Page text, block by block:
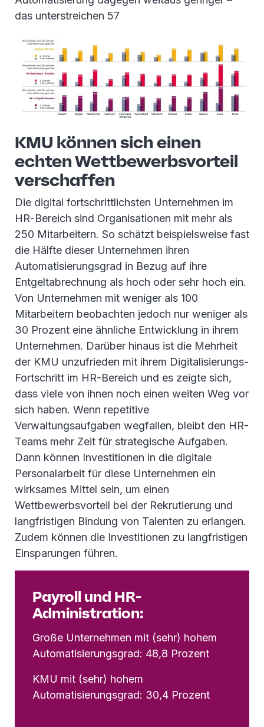
das unterstreichen 57
KMU können sich einen
echten Wettbewerbsvorteil
verschaffen
Die digital fortschrittlichsten Unternehmen im
HR-Bereich sind Organisationen mit mehr als
250 Mitarbeitern. So schätzt beispielsweise fast
die Hälfte dieser Unternehmen ihren
Automatisierungsgrad in Bezug auf ihre
Entgeltabrechnung als hoch oder sehr hoch ein.
Von Unternehmen mit weniger als 100
Mitarbeitern beobachten jedoch nur weniger als
30 Prozent eine ähnliche Entwicklung in ihrem
Unternehmen. Darüber hinaus ist die Mehrheit
der KMU unzufrieden mit ihrem Digitalisierungs-
Fortschritt im HR-Bereich und es zeigte sich,
dass viele von ihnen noch einen weiten Weg vor
sich haben. Wenn repetitive
Verwaltungsaufgaben wegfallen, bleibt den HR-
Teams mehr Zeit für strategische Aufgaben.
Dann können Investitionen in die digitale
Personalarbeit für diese Unternehmen ein
wirksames Mittel sein, um einen
Wettbewerbsvorteil bei der Rekrutierung und
langfristigen Bindung von Talenten zu erlangen.
Zudem können die Investitionen zu langfristigen
Einsparungen führen.
Payroll und HR-
Administration:
Große Unternehmen mit (sehr) hohem
Automatisierungsgrad: 48,8 Prozent
KMU mit (sehr) hohem
Automatisierungsgrad: 30,4 Prozent